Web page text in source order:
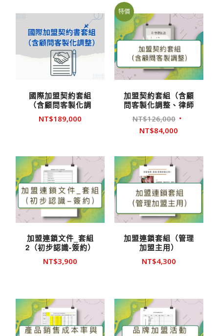
示產
品
國際加盟契約套組
（含顧問客製化調
整、律師審約）
NT$189,000
加盟契約套組（含顧
問客製化調整、律師
審約）
NT$126,000 原
始
NT$84,000
格：
NT$84,000
特價
加盟連鎖文件_套組
2（初步認識-簽約）
NT$3,900
加盟連鎖套組（管理
加盟主用）
NT$4,300